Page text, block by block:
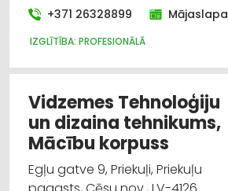
+371 26328899 Mājaslapa
IZGLĪTĪBA: PROFESIONĀLĀ
Vidzemes Tehnoloģiju
un dizaina tehnikums,
Mācību korpuss
Egļu gatve 9, Priekuļi, Priekuļu